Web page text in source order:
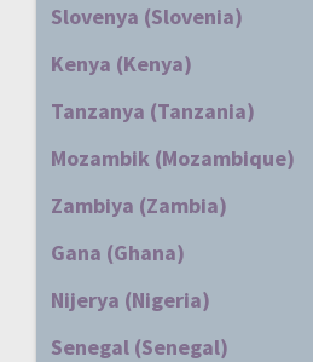
Slovenya (Slovenia)
Kenya (Kenya)
Tanzanya (Tanzania)
Mozambik (Mozambique)
Zambiya (Zambia)
Gana (Ghana)
Nijerya (Nigeria)
Senegal (Senegal)